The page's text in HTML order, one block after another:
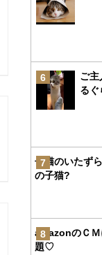
6
ご主
るぐ
7
子猫のいたず
の子猫?
8
amazonのＣ
題♡